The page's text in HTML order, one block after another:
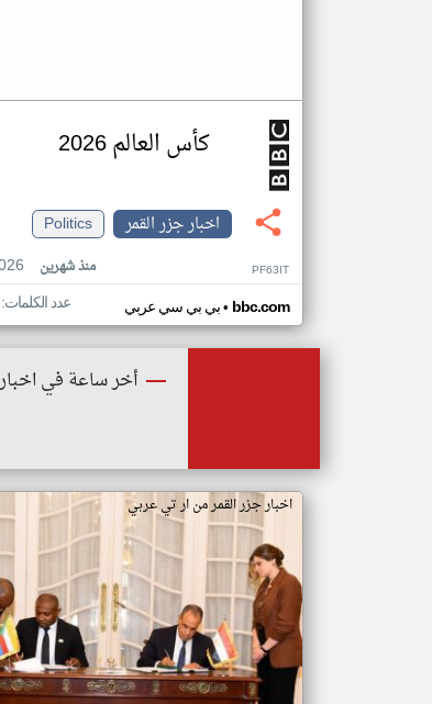
كأس العالم 2026
اخبار جزر القمر
Politics
منذ شهرين PF63IT
بي بي سي عربي• bbc.com عدد الكلمات: ٦ الصور: ٢٥
أخر ساعة في
اخبار جزر القمر من ار تي عربي